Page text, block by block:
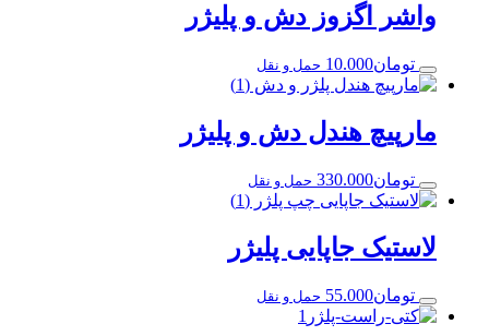
واشر اگزوز دش و پلیژر
تومان10.000 حمل و نقل
مارپیچ هندل دش و پلیژر
تومان330.000 حمل و نقل
لاستیک جاپایی پلیژر
تومان55.000 حمل و نقل